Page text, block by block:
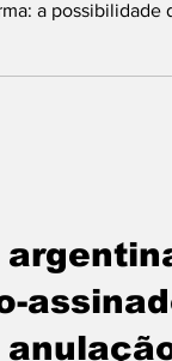
desde o
(@username) para
do risco de golpes e